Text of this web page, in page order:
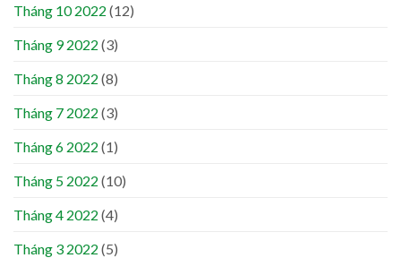
Tháng 10 2022 (12)
Tháng 9 2022 (3)
Tháng 8 2022 (8)
Tháng 7 2022 (3)
Tháng 6 2022 (1)
Tháng 5 2022 (10)
Tháng 4 2022 (4)
Tháng 3 2022 (5)